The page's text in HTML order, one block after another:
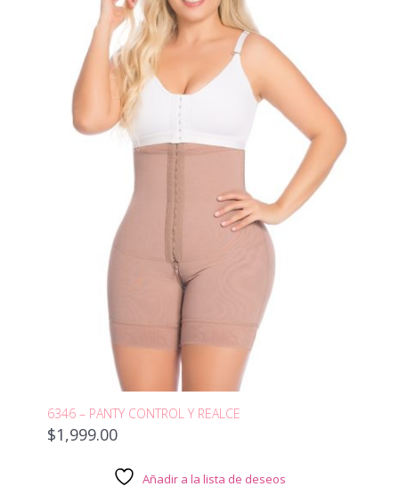
6346 – PANTY CONTROL Y REALCE
$1,999.00
Añadir a la lista de deseos